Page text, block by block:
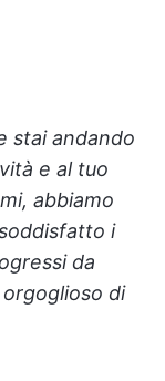
stai andando
e al tuo
abbiamo
i
da
di